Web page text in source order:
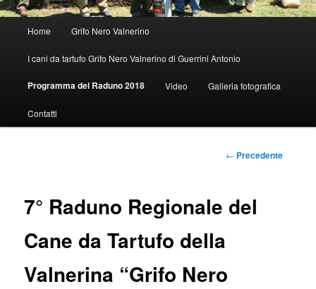
principale
Vai
al
contenuto
Home Grifo Nero Valnerino
I cani da tartufo Grifo Nero Valnerino di Guerrini Antonio
Programma del Raduno 2018 Video Galleria fotografica
Contatti
Navigazione
← Precedente
7° Raduno Regionale del
Cane da Tartufo della
Valnerina “Grifo Nero